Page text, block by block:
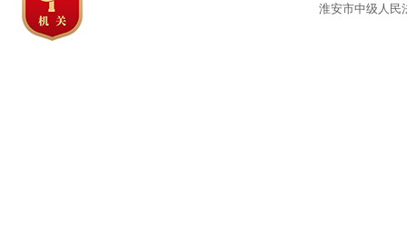
淮安市中级人